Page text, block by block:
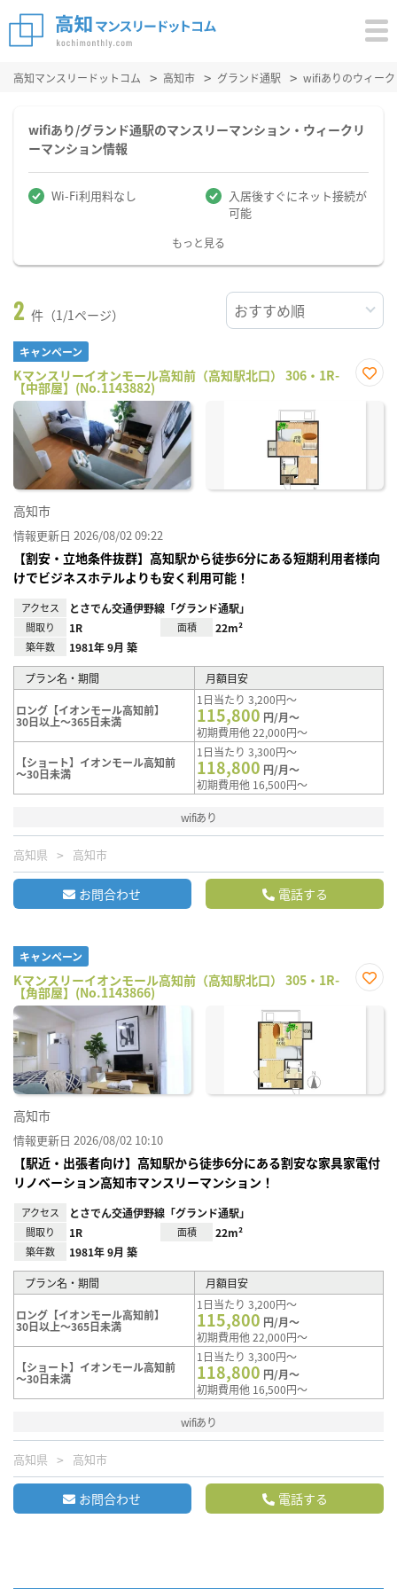
高知マンスリードットコム 高知市 グランド通駅 wifiありのウィー
wifiあり/グランド通駅のマンスリーマンション・ウィークリ
ーマンション情報
Wi-Fi利用料なし
入居後すぐにネット接続が
可能
もっと見る
2 件（1/1ページ）
キャンペーン
Kマンスリーイオンモール高知前（高知駅北口） 306・1R-
【中部屋】(No.1143882)
に入
高知市
情報更新日 2026/08/02 09:22
【割安・立地条件抜群】高知駅から徒歩6分にある短期利用者様向
けでビジネスホテルよりも安く利用可能！
アクセス とさでん交通伊野線「グランド通駅」
間取り 1R 面積 22m²
築年数 1981年 9月 築
プラン名・期間 月額目安
ロング【イオンモール高知前】
30日以上～365日未満
1日当たり 3,200円～
115,800 円/月～
初期費用他 22,000円～
【ショート】イオンモール高知前
～30日未満
1日当たり 3,300円～
118,800 円/月～
初期費用他 16,500円～
wifiあり
高知県 高知市
お問合わせ 電話する
キャンペーン
Kマンスリーイオンモール高知前（高知駅北口） 305・1R-
【角部屋】(No.1143866)
に入
高知市
情報更新日 2026/08/02 10:10
【駅近・出張者向け】高知駅から徒歩6分にある割安な家具家電付
リノベーション高知市マンスリーマンション！
アクセス とさでん交通伊野線「グランド通駅」
間取り 1R 面積 22m²
築年数 1981年 9月 築
プラン名・期間 月額目安
ロング【イオンモール高知前】
30日以上～365日未満
1日当たり 3,200円～
115,800 円/月～
初期費用他 22,000円～
【ショート】イオンモール高知前
～30日未満
1日当たり 3,300円～
118,800 円/月～
初期費用他 16,500円～
wifiあり
高知県 高知市
お問合わせ 電話する